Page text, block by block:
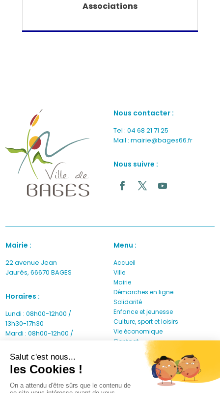
Associations
Nous contacter :
Tel :04 68 21 71 25
Mail :mairie@bages66.fr
Nous suivre :
Mairie :
22 avenue Jean
Jaurès, 66670 BAGES
Horaires :
Lundi : 08h00-12h00 /
13h30-17h30
Mardi : 08h00-12h00 /
Mercredi : 08h00-12h00 /
13h30-17h30
Jeudi : 08h00-12h00
Vendredi : 08h00-12h00 /
Menu :
Accueil
Ville
Mairie
Démarches en ligne
Solidarité
Enfance et jeunesse
Culture, sport et loisirs
Vie économique
Contact